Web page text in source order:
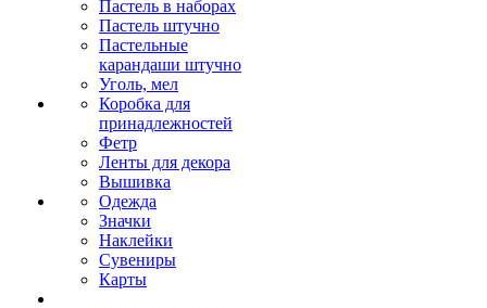
Пастель в наборах
Пастель штучно
Пастельные
карандаши штучно
Уголь, мел
Коробка для
принадлежностей
Фетр
Ленты для декора
Вышивка
Одежда
Значки
Наклейки
Сувениры
Карты